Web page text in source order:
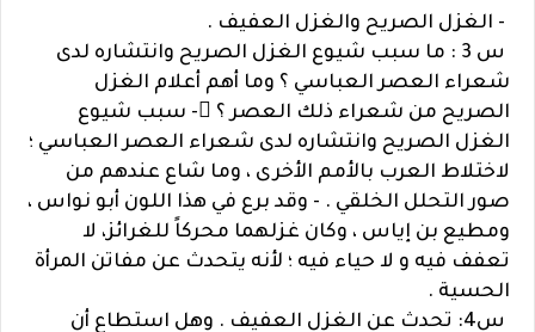
- الغزل الصريح والغزل العفيف .
س 3 : ما سبب شيوع الغزل الصريح وانتشاره لدى
شعراء العصر العباسي ؟ وما أهم أعلام الغزل
الصريح من شعراء ذلك العصر ؟ - سبب شيوع
الغزل الصريح وانتشاره لدى شعراء العصر العباسي ؛
لاختلاط العرب بالأمم الأخرى ، وما شاع عندهم من
صور التحلل الخلقي . - وقد برع في هذا اللون أبو نواس ،
ومطيع بن إياس ، وكان غزلهما محركاً للغرائز، لا
تعفف فيه و لا حياء فيه ؛ لأنه يتحدث عن مفاتن المرأة
الحسية .
س4: تحدث عن الغزل العفيف . وهل استطاع أن